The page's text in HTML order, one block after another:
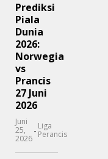
Prediksi
Piala
Dunia
2026:
Norwegia
vs
Prancis
27 Juni
2026
Juni
25,
2026
- Liga
Perancis